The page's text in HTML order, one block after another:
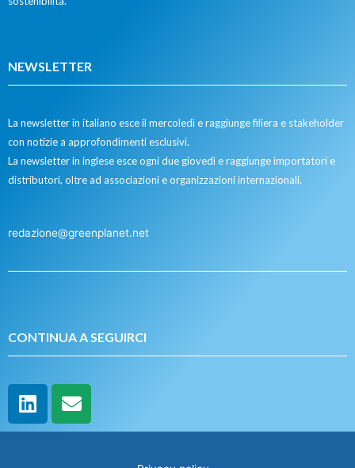
NEWSLETTER
La newsletter in italiano esce il mercoledì e raggiunge filiera e stakeholder
con notizie a approfondimenti esclusivi.
La newsletter in inglese esce ogni due giovedì e raggiunge importatori e
distributori, oltre ad associazioni e organizzazioni internazionali.
redazione@greenplanet.net
CONTINUA A SEGUIRCI